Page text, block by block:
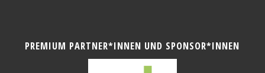
PREMIUM PARTNER*INNEN UND SPONSOR*INNEN